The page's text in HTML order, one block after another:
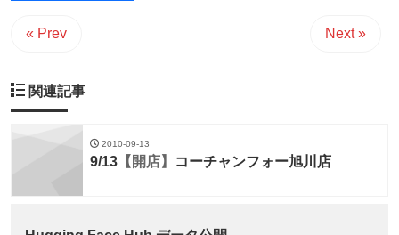
« Prev Next »
関連記事
2010-09-13
9/13 【開店】 コーチャンフォー旭川店